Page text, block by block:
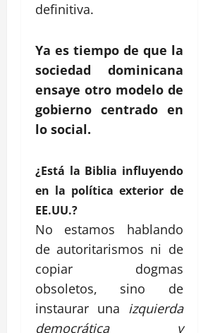
definitiva.
Ya es tiempo de que la
sociedad dominicana
ensaye otro modelo de
gobierno centrado en
lo social.
¿Está la Biblia influyendo
en la política exterior de
EE.UU.?
No estamos hablando
de autoritarismos ni de
copiar dogmas
obsoletos, sino de
instaurar una izquierda
democrática y